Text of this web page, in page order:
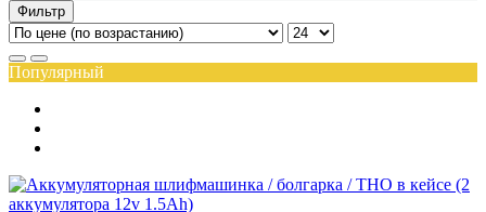
Фильтр
Популярный